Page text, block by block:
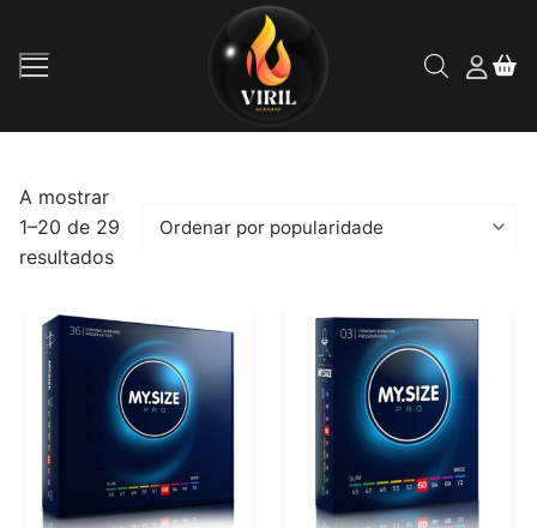
conteúdo
Inicio
Contos Eróticos
Sobre Nós
A mostrar
1–20 de 29
resultados
Ordenado
por